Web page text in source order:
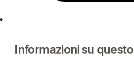
Informazioni su